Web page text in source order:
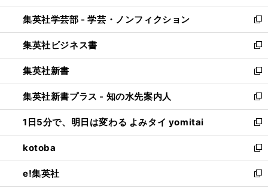
開
く
ウ
で
開
く
ン
ド
ウ
で
開
く
ウ
ィ
ン
ド
ウ
で
開
く
集英社学芸部 - 学芸・ノンフィクション
新
し
い
ウ
ィ
ン
ド
ウ
で
開
く
集英社ビジネス書
新
し
い
ウ
ィ
ン
ド
ウ
で
開
く
集英社新書
新
し
い
ウ
ィ
ン
ド
ウ
で
開
集英社新書プラス - 知の水先案内人
新
し
い
ウ
ィ
ン
ド
ウ
1日5分で、明日は変わる よみタイ yomitai
新
し
い
ウ
ィ
ン
kotoba
新
し
い
ウ
e!集英社
新
し